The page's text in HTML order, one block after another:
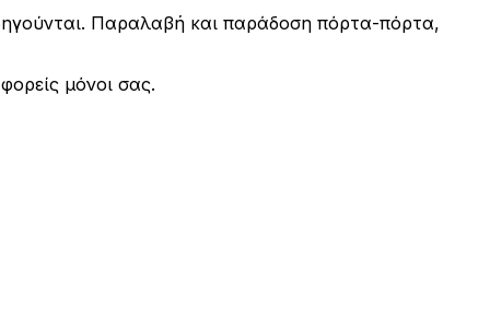
Παραλαβή και παράδοση πόρτα-πόρτα,
μόνοι σας.